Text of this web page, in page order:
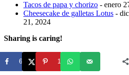
Tacos de papa y chorizo - enero
Cheesecake de galletas Lotus -
21, 2024
Sharing is caring!
61 13